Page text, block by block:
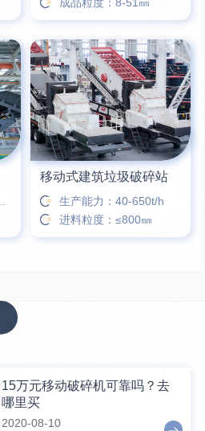
移动式建筑垃圾破碎站
生产能力：40-650t/h
进料粒度：≤800㎜
15万元移动破碎机可靠吗？去
哪里买
2020-08-10